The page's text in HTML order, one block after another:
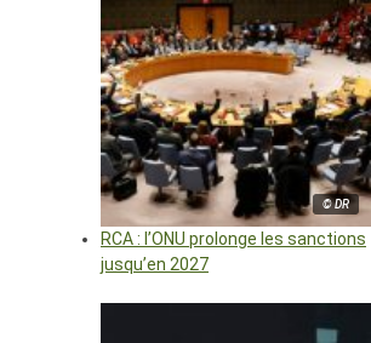
© DR
RCA : l’ONU prolonge les sanctions
jusqu’en 2027